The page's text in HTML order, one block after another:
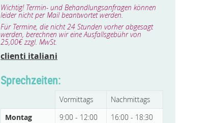
Wichtig! Termin- und Behandlungsanfragen können
leider nicht per Mail beantwortet werden.
Für Termine, die nicht 24 Stunden vorher abgesagt
werden, berechnen wir eine Ausfallsgebühr von
25,00€ zzgl. MwSt.
clienti italiani
Sprechzeiten:
Vormittags
Nachmittags
Montag
9:00 - 12:00
16:00 - 18:30